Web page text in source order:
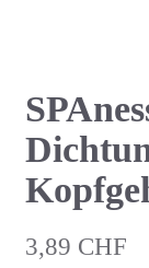
Mein Konto
3,89 CHF